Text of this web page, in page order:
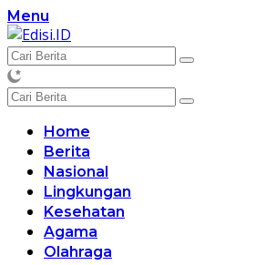
Langsung
ke
konten
Menu
Home
Berita
Nasional
Lingkungan
Kesehatan
Agama
Olahraga